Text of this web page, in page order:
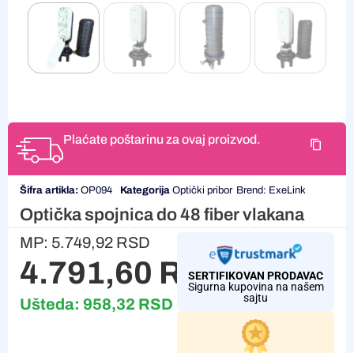
Plaćate poštarinu za ovaj proizvod.
Šifra artikla: OP094 Kategorija Optički pribor Brend: ExeLink
Optička spojnica do 48 fiber vlakana
MP: 5.749,92 RSD
4.791,60 RSD
Ušteda: 958,32 RSD
SERTIFIKOVAN PRODAVAC
Sigurna kupovina na našem
sajtu